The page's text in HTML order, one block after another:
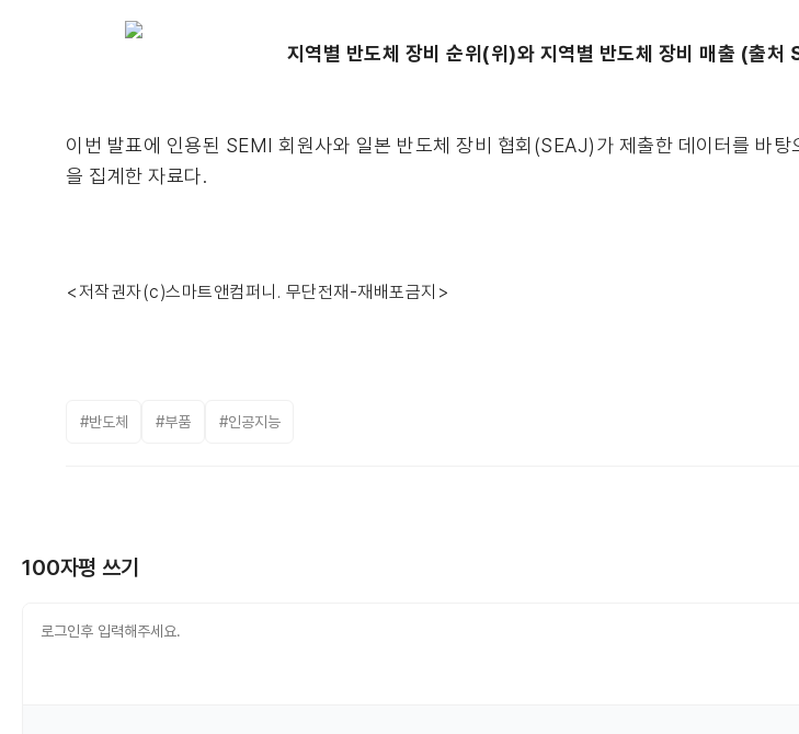
지역별 반도체 장비 순위(위)와 지역별 반도체 장비 매출 (출
이번 발표에 인용된 SEMI 회원사와 일본 반도체 장비 협회(SEAJ)가 제출한 데이터를 바
을 집계한 자료다.
<저작권자(c)스마트앤컴퍼니. 무단전재-재배포금지>
#반도체 #부품 #인공지능
100자평 쓰기